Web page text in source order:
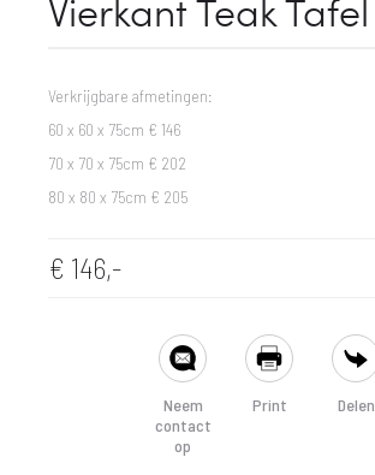
Vierkant Teak Tafel
Verkrijgbare afmetingen:
60 x 60 x 75cm € 146
70 x 70 x 75cm € 202
80 x 80 x 75cm € 205
€ 146,-
Neem
contact
op
Print Delen